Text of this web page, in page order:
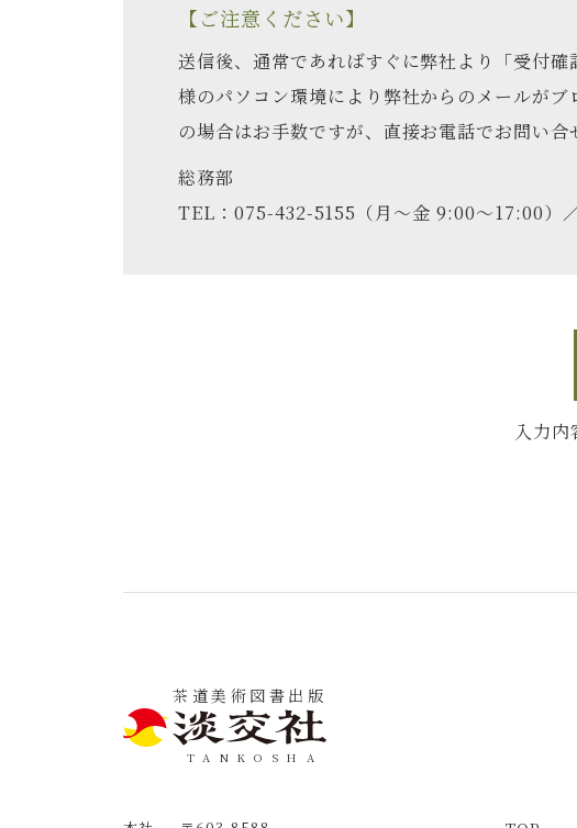
4. 安全管理措置 （６）個人データの漏えい、滅
ます。また、従業員・委託先に対し、個人情報
5. 開示等の請求・お問い合わせ （７）当社の保
は、ご本人確認の上、迅速な処理を心がけ、法令
間：平日 9:00～17:00）
※報道・著述目的の例外 なお、個人情報保護法
【ご注意ください】
送信後、通常であればすぐに弊社より「受付
様のパソコン環境により弊社からのメールが
の場合はお手数ですが、直接お電話でお問い合
総務部
TEL：075-432-5155（月～金 9:00～17:00）
入力
茶道美術図書出版
TANKOSHA